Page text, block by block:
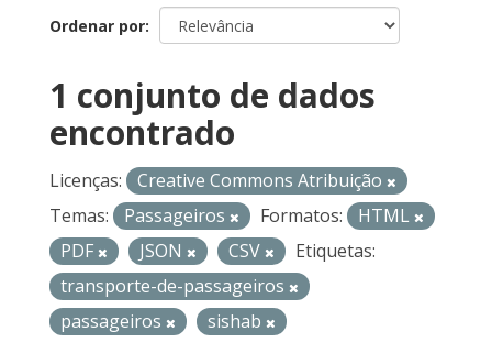
Ordenar por
1 conjunto de dados
encontrado
Licenças:
Creative Commons Atribuição
Temas:
Passageiros Formatos:
HTML
PDF
JSON CSV
Etiquetas:
transporte-de-passageiros
passageiros
sishab